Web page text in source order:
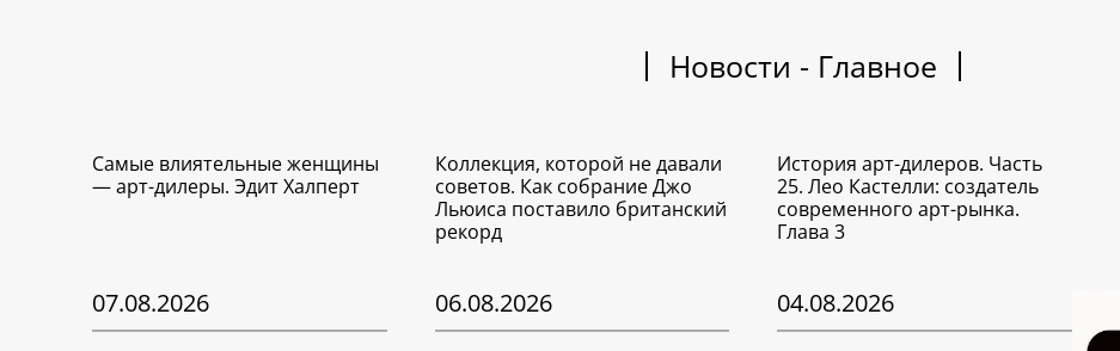
Новости - Главное
Самые влиятельные женщины
— арт-дилеры. Эдит Халперт
07.08.2026
Коллекция, которой не давали
советов. Как собрание Джо
Льюиса поставило британский
рекорд
06.08.2026
История арт-дилеров. Часть
25. Лео Кастелли: создатель
современного арт-рынка.
Глава 3
04.08.2026